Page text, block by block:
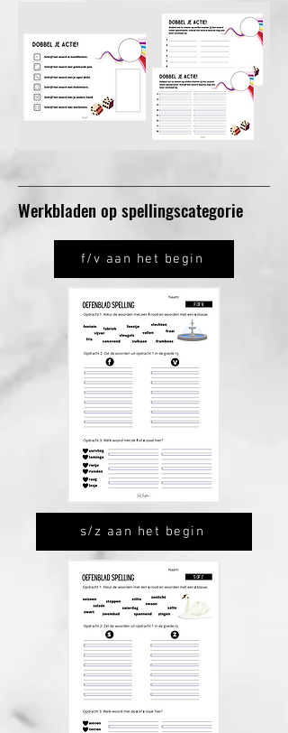
Werkbladen op spellingscategorie
f/v aan het begin
s/z aan het begin